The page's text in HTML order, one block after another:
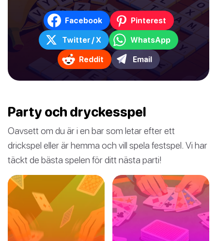
Facebook Pinterest
Twitter / X WhatsApp
Reddit Email
Party och dryckesspel
Oavsett om du är i en bar som letar efter ett
drickspel eller är hemma och vill spela festspel. Vi har
täckt de bästa spelen för ditt nästa parti!